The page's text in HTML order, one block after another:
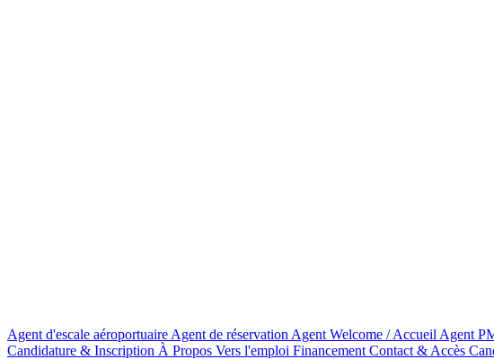
Agent d'escale aéroportuaire Agent de réservation Agent Welcome / Accueil Agent
Candidature & Inscription À Propos Vers l'emploi Financement Contact & Accès